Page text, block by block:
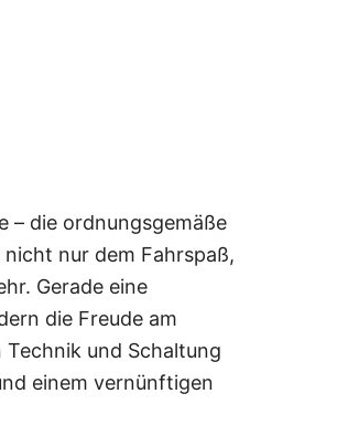
– die ordnungsgemäße
nur dem Fahrspaß,
Gerade eine
die Freude am
und Schaltung
einem vernünftigen